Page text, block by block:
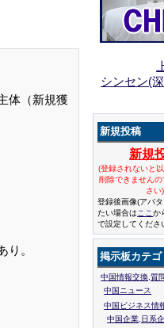
体（新規獲
。
シンセン(
新規投稿
新規
(登録されないと
削除できません
さい)
登録後画像(アバ
たい場合は ここか
で設定してくださ
掲示板カテゴ
中国情報交換,質
中国ニュース
中国ビジネス情
中国企業,日系